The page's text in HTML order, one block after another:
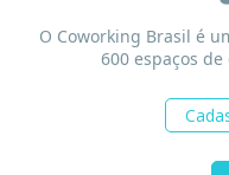
O Coworking Brasil é
600 espaços